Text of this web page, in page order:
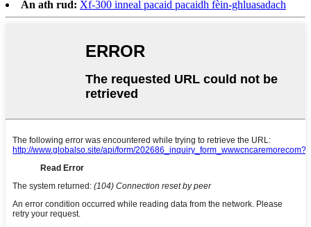
An ath rud: Xf-300 inneal pacaid pacaidh fèin-ghluasadach